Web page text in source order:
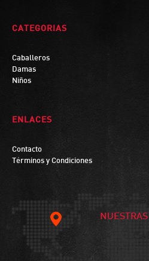
CATEGORIAS
Caballeros
Damas
Niños
ENLACES
Contacto
Términos y Condiciones